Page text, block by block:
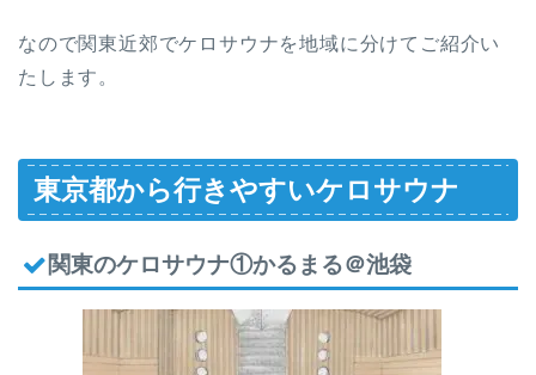
なので関東近郊でケロサウナを地域に分けてご紹介い
たします。
東京都から行きやすいケロサウナ
関東のケロサウナ①かるまる＠池袋